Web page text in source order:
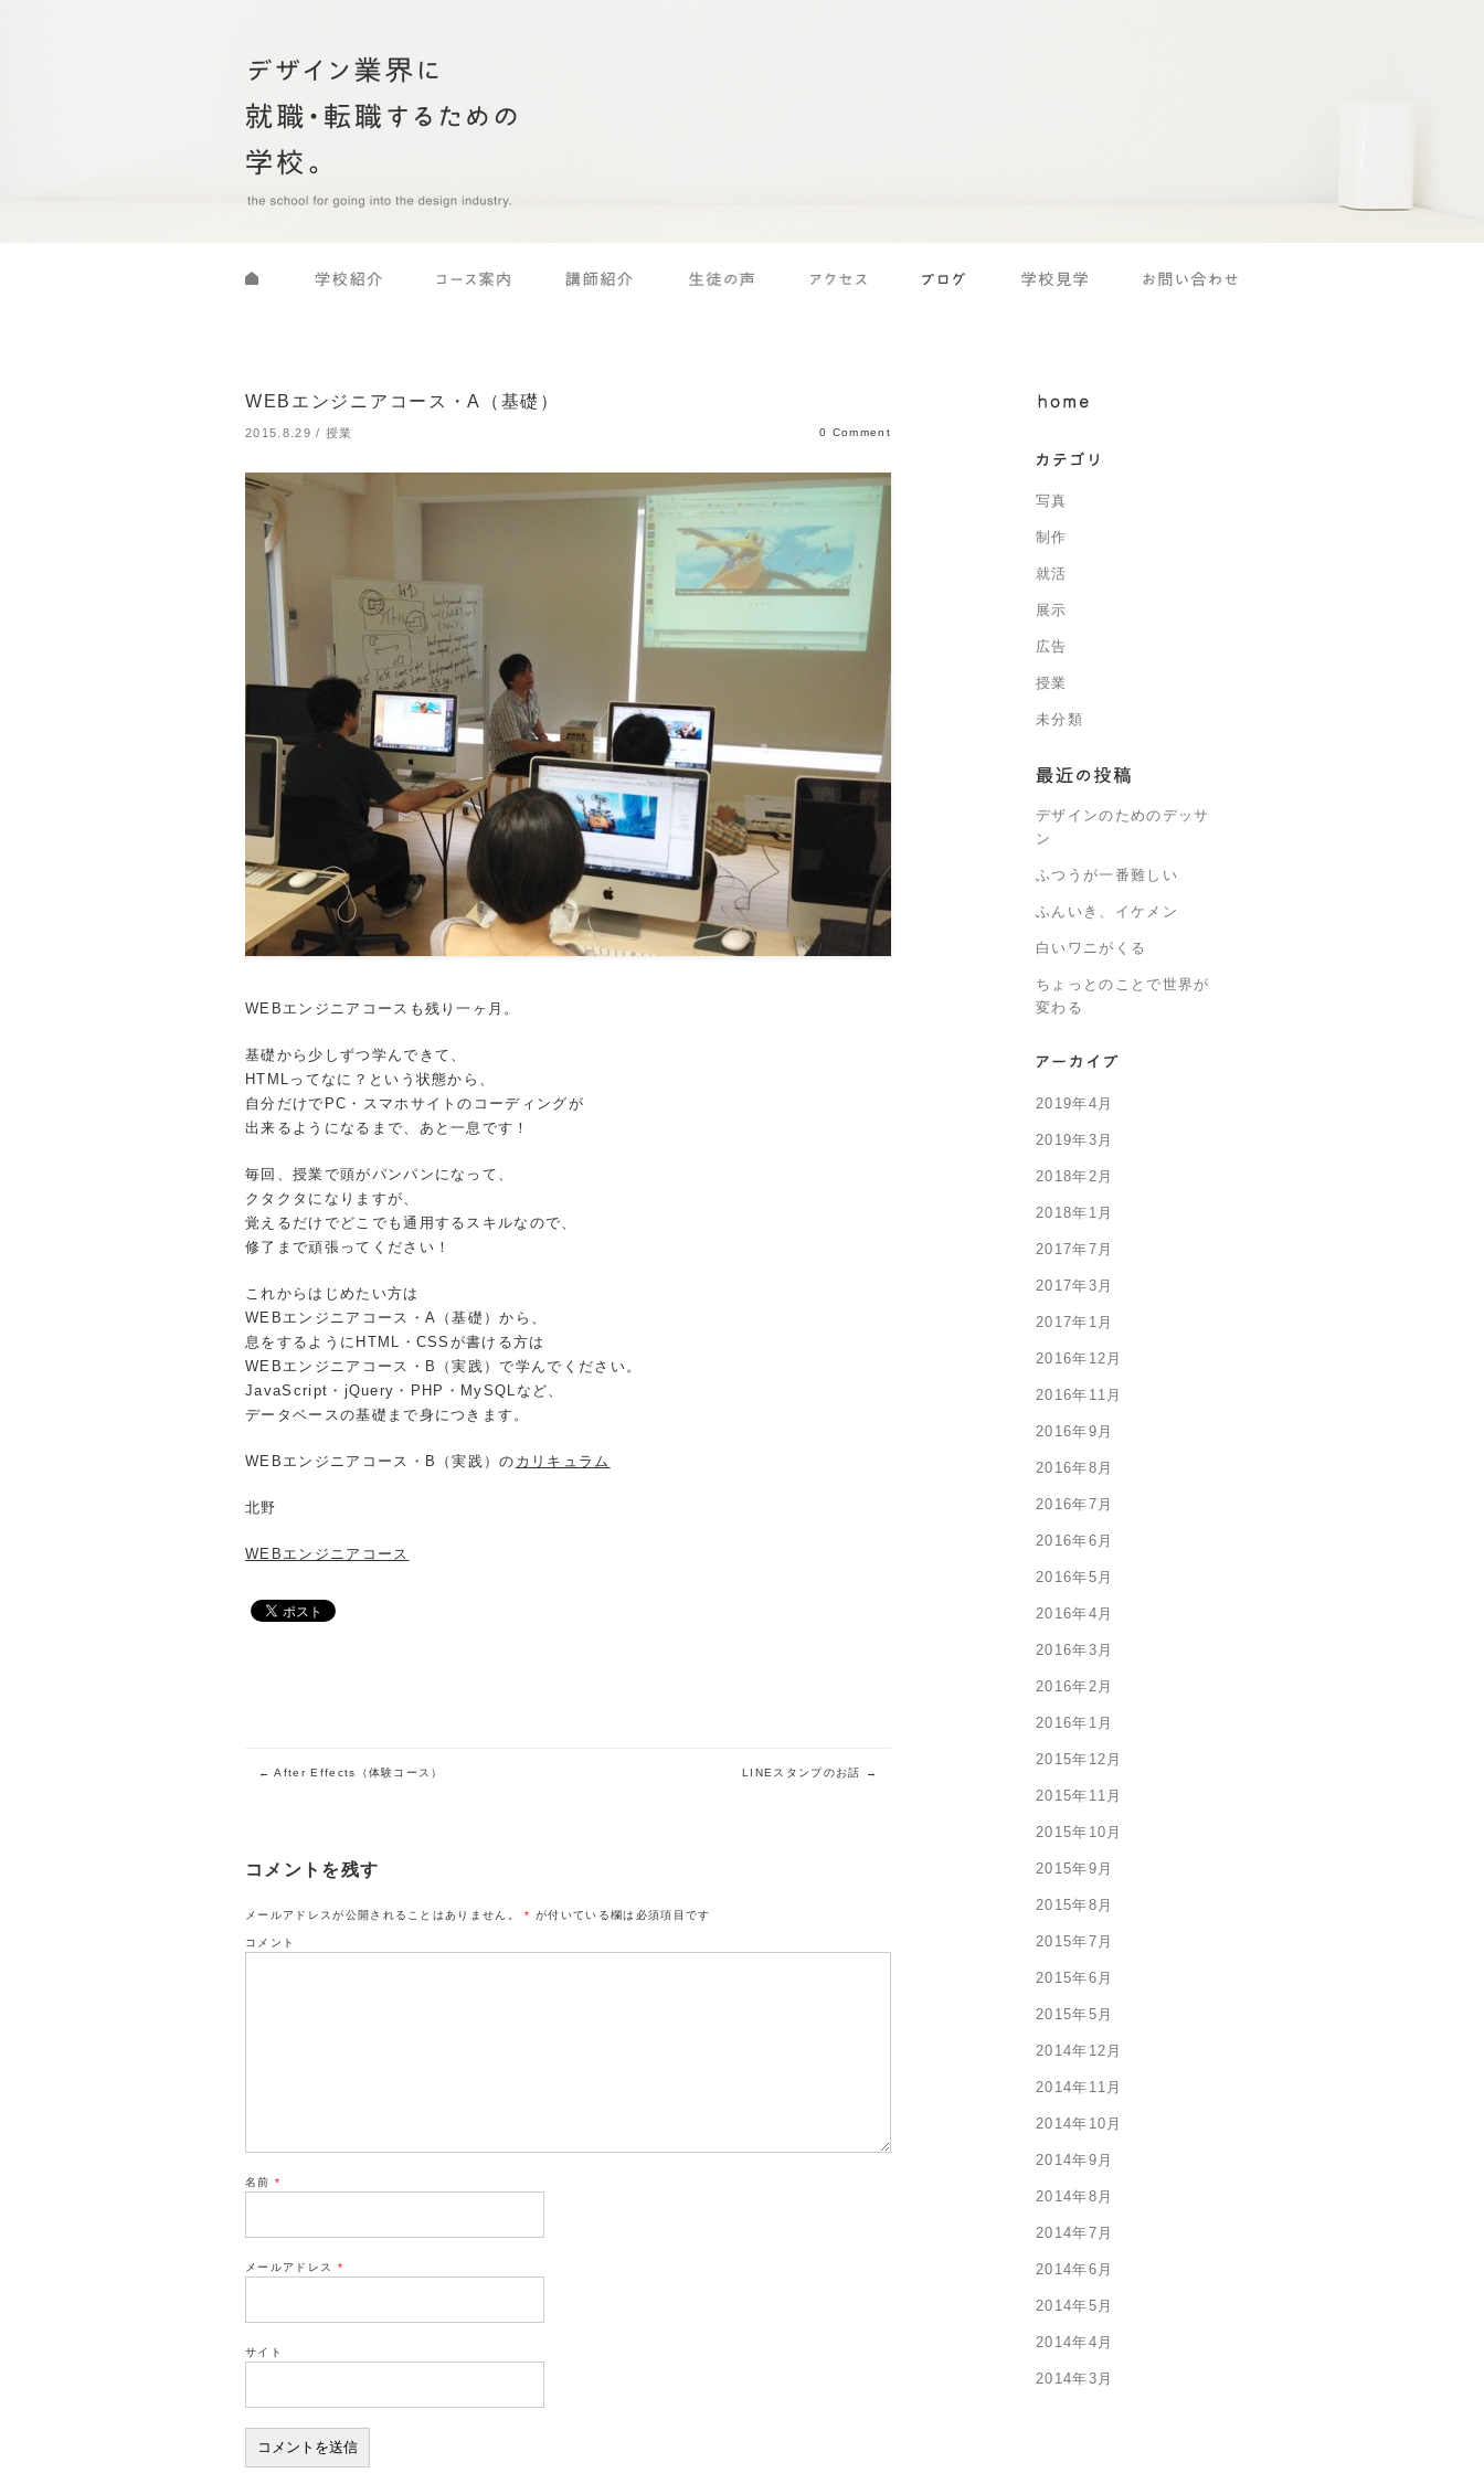
WEBエンジニアコース・A（基礎）
2015.8.29/ 授業 0 Comment
WEBエンジニアコースも残り一ヶ月。
基礎から少しずつ学んできて、
HTMLってなに？という状態から、
自分だけでPC・スマホサイトのコーディングが
出来るようになるまで、あと一息です！
毎回、授業で頭がパンパンになって、
クタクタになりますが、
覚えるだけでどこでも通用するスキルなので、
修了まで頑張ってください！
これからはじめたい方は
WEBエンジニアコース・A（基礎）から、
息をするようにHTML・CSSが書ける方は
WEBエンジニアコース・B（実践）で学んでください。
JavaScript・jQuery・PHP・MySQLなど、
データベースの基礎まで身につきます。
WEBエンジニアコース・B（実践）の カリキュラム
北野
WEBエンジニアコース
投稿ナビゲーション
← After Effects（体験コース） LINEスタンプのお話 →
コメントを残す
メールアドレスが公開されることはありません。 * が付いている欄は必須項目です
コメント
名前 *
メールアドレス *
サイト
写真
制作
就活
展示
広告
授業
未分類
デザインのためのデッサ
ン
ふつうが一番難しい
ふんいき、イケメン
白いワニがくる
ちょっとのことで世界が
変わる
2019年4月
2019年3月
2018年2月
2018年1月
2017年7月
2017年3月
2017年1月
2016年12月
2016年11月
2016年9月
2016年8月
2016年7月
2016年6月
2016年5月
2016年4月
2016年3月
2016年2月
2016年1月
2015年12月
2015年11月
2015年10月
2015年9月
2015年8月
2015年7月
2015年6月
2015年5月
2014年12月
2014年11月
2014年10月
2014年9月
2014年8月
2014年7月
2014年6月
2014年5月
2014年4月
2014年3月